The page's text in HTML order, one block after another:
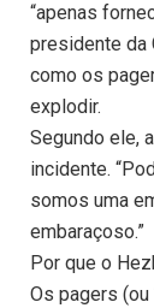
“apenas
presidente da
como os
explodir.
Segundo ele,
incidente.
somos uma
embaraçoso.”
Por que o
Os pagers (ou